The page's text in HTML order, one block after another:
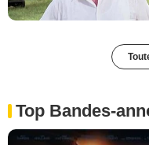
Top Bandes-